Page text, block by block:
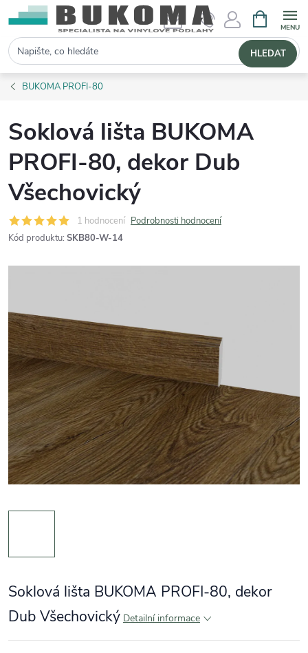
Hledat HLEDAT
BUKOMA PROFI-80
Soklová lišta BUKOMA
PROFI-80, dekor Dub
Všechovický
1 hodnocení Podrobnosti hodnocení
Kód produktu: SKB80-W-14
Soklová lišta BUKOMA PROFI-80, dekor
Dub Všechovický Detailní informace